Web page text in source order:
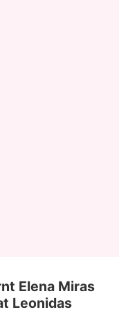
Elena Miras
Leonidas